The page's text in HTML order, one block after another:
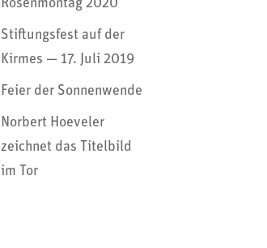
Rosenmontag 2020
Stiftungsfest auf der
Kirmes — 17. Juli 2019
Feier der Sonnenwende
Norbert Hoeveler
zeichnet das Titelbild
im Tor